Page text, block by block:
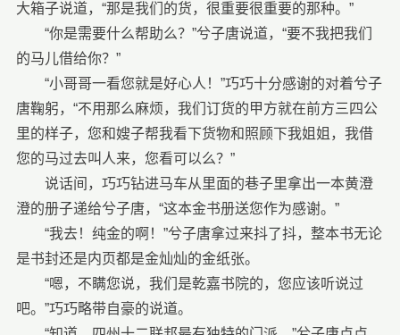
大箱子说道，“那是我们的货，很重要很重要的那种。”
“你是需要什么帮助么？”兮子唐说道，“要不我把我们
的马儿借给你？”
“小哥哥一看您就是好心人！”巧巧十分感谢的对着兮子
唐鞠躬，“不用那么麻烦，我们订货的甲方就在前方三四公
里的样子，您和嫂子帮我看下货物和照顾下我姐姐，我借
您的马过去叫人来，您看可以么？”
说话间，巧巧钻进马车从里面的巷子里拿出一本黄澄
澄的册子递给兮子唐，“这本金书册送您作为感谢。”
“我去！纯金的啊！”兮子唐拿过来抖了抖，整本书无论
是书封还是内页都是金灿灿的金纸张。
“嗯，不瞒您说，我们是乾嘉书院的，您应该听说过
吧。”巧巧略带自豪的说道。